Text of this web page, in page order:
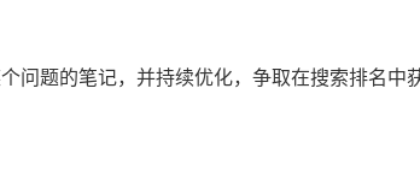
问题的笔记，并持续优化，争取在搜索排名中